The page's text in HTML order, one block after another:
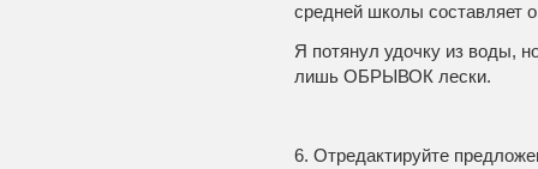
средней школы составляет
Я потянул удочку из воды,
лишь ОБРЫВОК лески.
6. Отредактируйте